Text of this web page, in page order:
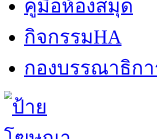
คู่มือห้องสมุด
กิจกรรมHA
กองบรรณาธิกา